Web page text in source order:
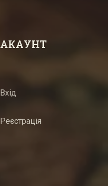
АКАУНТ
Вхід
Реєстрація